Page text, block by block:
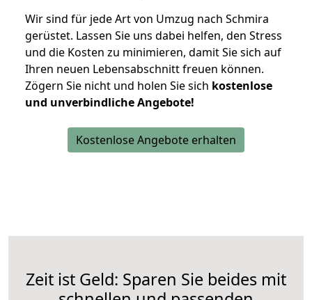
Wir sind für jede Art von Umzug nach Schmira
gerüstet. Lassen Sie uns dabei helfen, den Stress
und die Kosten zu minimieren, damit Sie sich auf
Ihren neuen Lebensabschnitt freuen können.
Zögern Sie nicht und holen Sie sich kostenlose
und unverbindliche Angebote!
Kostenlose Angebote erhalten
Zeit ist Geld: Sparen Sie beides mit